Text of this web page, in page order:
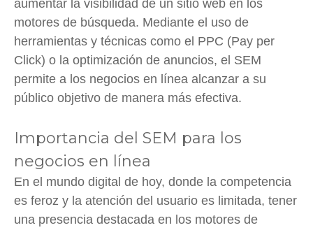
aumentar la visibilidad de un sitio web en los
motores de búsqueda. Mediante el uso de
herramientas y técnicas como el PPC (Pay per
Click) o la optimización de anuncios, el SEM
permite a los negocios en línea alcanzar a su
público objetivo de manera más efectiva.
Importancia del SEM para los
negocios en línea
En el mundo digital de hoy, donde la competencia
es feroz y la atención del usuario es limitada, tener
una presencia destacada en los motores de